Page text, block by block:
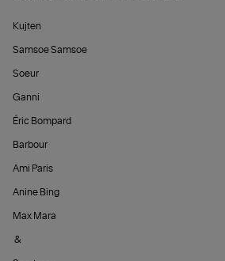
Kujten
Samsoe Samsoe
Soeur
Ganni
Éric Bompard
Barbour
Ami Paris
Anine Bing
Max Mara
&